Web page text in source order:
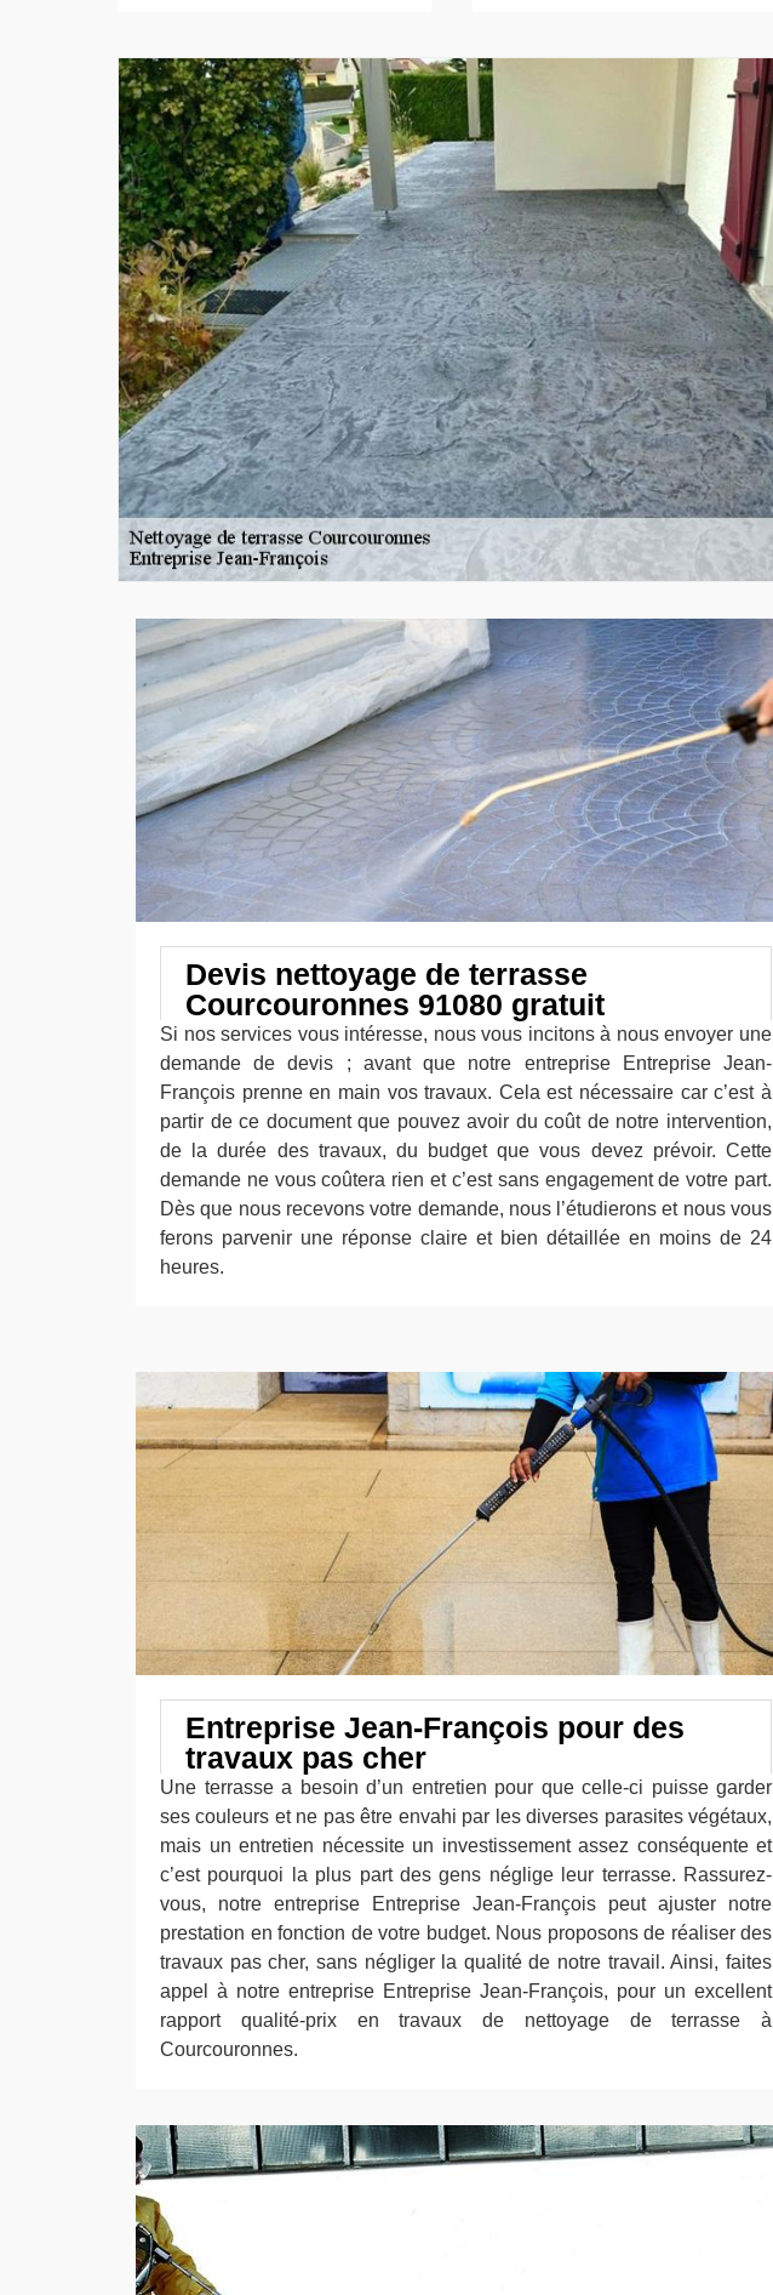
Devis nettoyage de terrasse
Courcouronnes 91080 gratuit
Si nos services vous intéresse, nous vous incitons à nous envoyer une
demande de devis ; avant que notre entreprise Entreprise Jean-
François prenne en main vos travaux. Cela est nécessaire car c’est à
partir de ce document que pouvez avoir du coût de notre intervention,
de la durée des travaux, du budget que vous devez prévoir. Cette
demande ne vous coûtera rien et c’est sans engagement de votre part.
Dès que nous recevons votre demande, nous l’étudierons et nous vous
ferons parvenir une réponse claire et bien détaillée en moins de 24
heures.
Entreprise Jean-François pour des
travaux pas cher
Une terrasse a besoin d’un entretien pour que celle-ci puisse garder
ses couleurs et ne pas être envahi par les diverses parasites végétaux,
mais un entretien nécessite un investissement assez conséquente et
c’est pourquoi la plus part des gens néglige leur terrasse. Rassurez-
vous, notre entreprise Entreprise Jean-François peut ajuster notre
prestation en fonction de votre budget. Nous proposons de réaliser des
travaux pas cher, sans négliger la qualité de notre travail. Ainsi, faites
appel à notre entreprise Entreprise Jean-François, pour un excellent
rapport qualité-prix en travaux de nettoyage de terrasse à
Courcouronnes.